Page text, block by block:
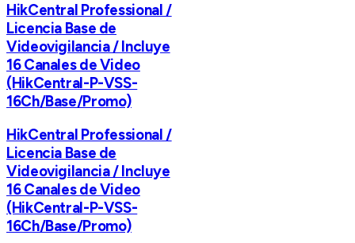
HikCentral Professional /
Licencia Base de
Videovigilancia / Incluye
16 Canales de Video
(HikCentral-P-VSS-
16Ch/Base/Promo)
HikCentral Professional /
Licencia Base de
Videovigilancia / Incluye
16 Canales de Video
(HikCentral-P-VSS-
16Ch/Base/Promo)